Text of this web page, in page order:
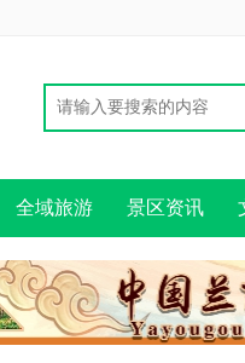
全域旅游 景区资讯